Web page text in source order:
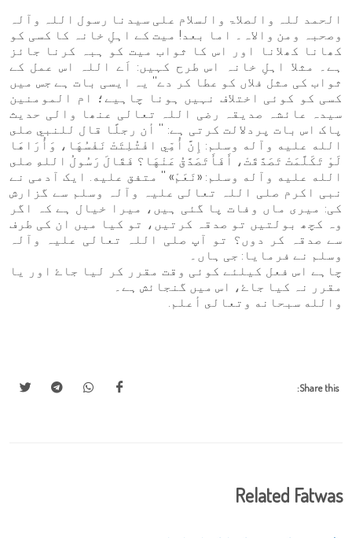
الحمد للہ والصلاۃ والسلام علی سیدنا رسول اللہ وآلہ
وصحبہ ومن والاہ۔ اما بعد! میت کے اہلِ خانہ کا کسی کو
کھانا کھلانا اور اس کا ثواب میت کو ہبہ کرنا جائز
ہے۔ مثلا اہلِ خانہ اس طرح کہیں: اَے اللہ اس عمل کے
ثواب کی مثل فلاں کو عطا کر دے'' یہ ایسی بات ہے جس میں
کسی کو کوئی اختلاف نہیں ہونا چاہیے؛ ام المومنین
سیدہ عائشہ صدیقہ رضی اللہ تعالی عنھا والی حدیث
پاک اس بات پردلالت کرتی ہے: '' أن رجلًا قال للنبي صلى
الله عليه وآله وسلم: إِنَّ أُمِّي افْتُلِتَتْ نَفْسُهَا، وَأُرَاهَا
لَوْ تَكَلَّمَتْ تَصَدَّقَتْ، أَفَأَتَصَدَّقُ عَنْهَا؟ فَقَالَ رَسُولُ اللهِ صلى
الله عليه وآله وسلم: «نَعَمْ» '' متفق عليه. ایک آدمی نے
نبی اکرم صلی اللہ تعالی علیہ وآلہ وسلم سے گزارش
کی: میری ماں وفات پا گئی ہیں، میرا خیال ہے کہ اگر
وہ کچھ بولتیں تو صدقہ کرتیں، تو کیا میں ان کی طرف
سے صدقہ کر دوں؟ تو آپ صلی اللہ تعالی علیہ وآلہ
وسلم نے فرمایا: جی ہاں۔
چاہے اس فعل کیلئے کوئی وقت مقرر کر لیا جاۓ اور یا
مقرر نہ کیا جاۓ، اس میں گنجائش ہے۔
والله سبحانه وتعالى أعلم.
Share this:
Related Fatwas